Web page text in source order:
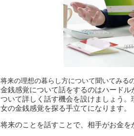
将来の理想の暮らし方について聞いてみる
金銭感覚について話をするのはハード
ついて詳しく話す機会を設けましょう
女の金銭感覚を探る手立てになります。
将来のことを話すことで、相手がお金を